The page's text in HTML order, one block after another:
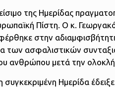
της Ημερίδας
Πίστη. Ο κ.
στην
των ασφαλιστικών
ανθρώπου μετά την
συγκεκριμένη Ημερίδα